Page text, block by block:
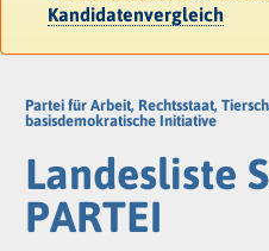
Kandidatenvergleich
Partei für Arbeit, Rechtsstaat,
basisdemokratische Initiative
Landesliste
PARTEI